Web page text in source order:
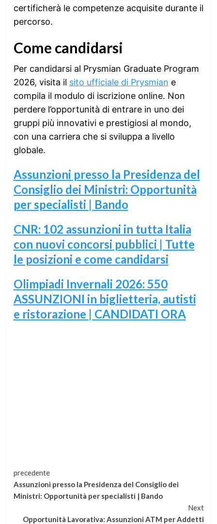
certificherà le competenze acquisite durante il
percorso.
Come candidarsi
Per candidarsi al Prysmian Graduate Program
2026, visita il sito ufficiale di Prysmian e
compila il modulo di iscrizione online. Non
perdere l’opportunità di entrare in uno dei
gruppi più innovativi e prestigiosi al mondo,
con una carriera che si sviluppa a livello
globale.
Assunzioni presso la Presidenza del
Consiglio dei Ministri: Opportunità
per specialisti | Bando
CNR: 102 assunzioni in tutta Italia
con nuovi concorsi pubblici | Tutte
le posizioni e come candidarsi
Olimpiadi Invernali 2026: 550
ASSUNZIONI in biglietteria, autisti
e ristorazione | CANDIDATI ORA
Continua
a
leggere
precedente
Assunzioni presso la Presidenza del Consiglio dei
Ministri: Opportunità per specialisti | Bando
Next
Opportunità Lavorativa: Assunzioni ATM per Addetti